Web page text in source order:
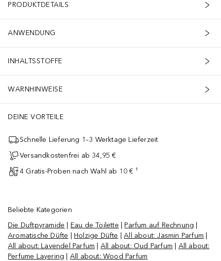
PRODUKTDETAILS
ANWENDUNG
INHALTSSTOFFE
WARNHINWEISE
DEINE VORTEILE
Schnelle Lieferung 1–3 Werktage Lieferzeit
Versandkostenfrei ab 34,95 €
4 Gratis-Proben nach Wahl ab 10 € ¹
Beliebte Kategorien
Die Duftpyramide
Eau de Toilette |Parfum auf Rechnung
Aromatische Düfte |Holzige Düfte |All about: Jasmin Parfum
All about: Lavendel Parfum
All about: Oud Parfum
All about:
Perfume Layering
All about: Wood Parfum